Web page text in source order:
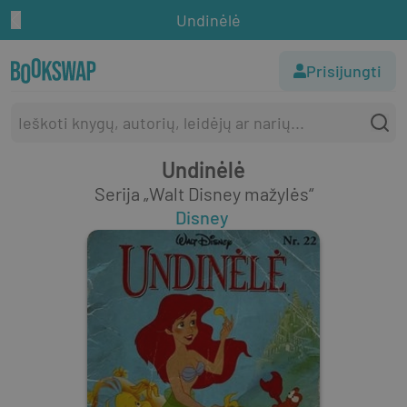
Undinėlė
Prisijungti
Undinėlė
Serija „Walt Disney mažylės“
Disney